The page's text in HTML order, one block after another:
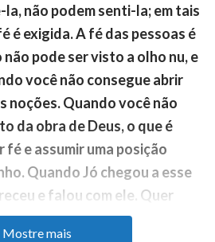
la, não podem senti-la; em tais
é exigida. A fé das pessoas é
pode ser visto a olho nu, e
você não consegue abrir
noções. Quando você não
da obra de Deus, o que é
e assumir uma posição
Quando Jó chegou a esse
e falou com ele. Quer
de sua fé que você será
Mostre mais